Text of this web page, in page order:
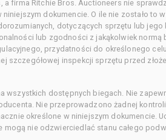
firma Ritchie Bros. Auctioneers nie
dokumencie. O ile nie zostało to
dotyczących sprzętu lub
lub zgodności z jakąkolwiek normą
przydatności do określonego
szczegółowej inspekcji sprzętu przed
wszystkich dostępnych biegach. Nie
Nie przeprowadzono żadnej
określone w niniejszym dokumencie.
nie odzwierciedlać stanu całego